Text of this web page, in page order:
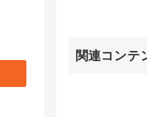
関連コンテ